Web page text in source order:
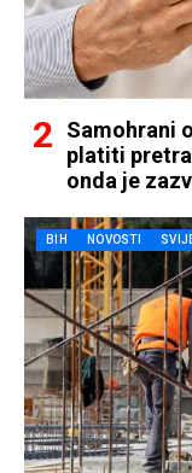
Samohrani
platiti
onda je
BIH NOVOSTI